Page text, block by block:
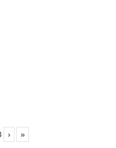
› »